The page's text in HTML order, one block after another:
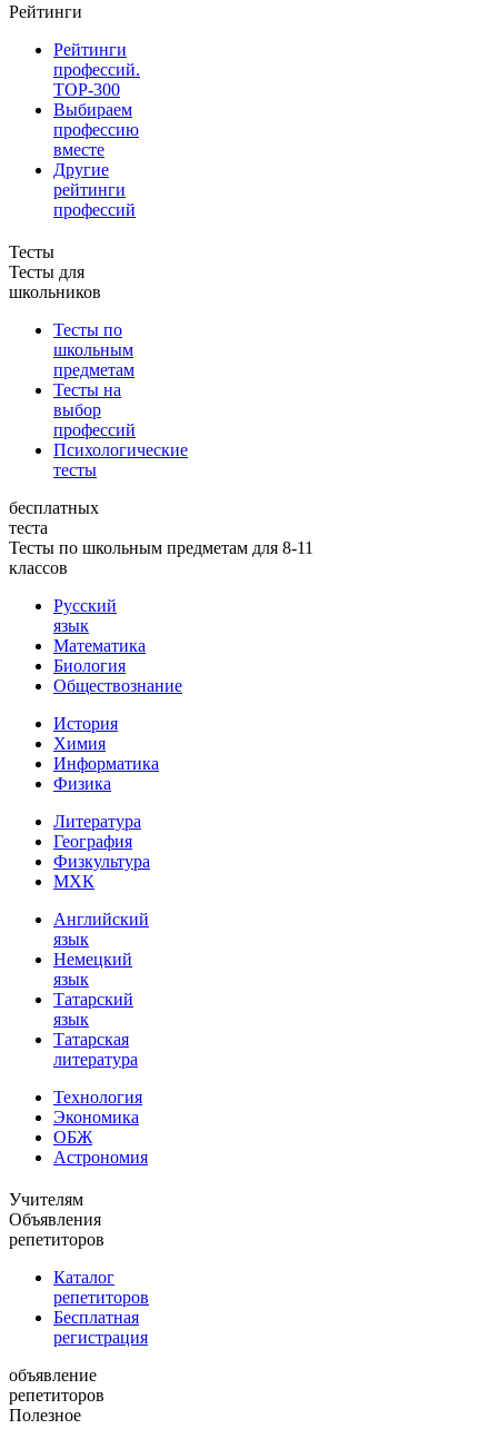
Рейтинги
Рейтинги
профессий.
TOP-300
Выбираем
профессию
вместе
Другие
рейтинги
профессий
Тесты
Тесты для
школьников
Тесты по
школьным
предметам
Тесты на
выбор
профессий
Психологические
тесты
бесплатных
теста
Тесты по школьным предметам для 8-11
классов
Русский
язык
Математика
Биология
Обществознание
История
Химия
Информатика
Физика
Литература
География
Физкультура
МХК
Английский
язык
Немецкий
язык
Татарский
язык
Татарская
литература
Технология
Экономика
ОБЖ
Астрономия
Учителям
Объявления
репетиторов
Каталог
репетиторов
Бесплатная
регистрация
объявление
репетиторов
Полезное